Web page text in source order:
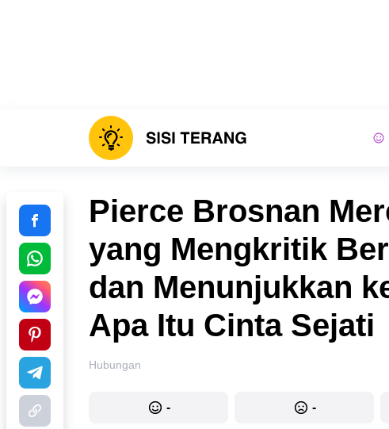
Pierce Brosnan
yang Mengkritik
dan Menunjukkan
Apa Itu Cinta Sejati
Hubungan
- -